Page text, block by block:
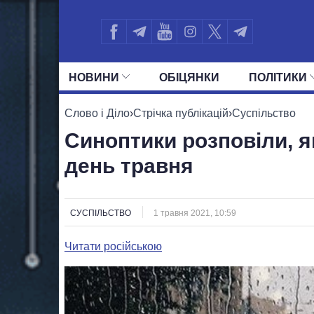
НОВИНИ ОБIЦЯНКИ ПОЛIТИКИ
УСІ ПОЛІТИКИ ПРЕЗИДЕНТ І ОФІС
Слово і Діло›Стрічка публікацій›Суспільство
Синоптики розповіли,
день травня
СУСПІЛЬСТВО 1 травня 2021, 10:59
Читати російською